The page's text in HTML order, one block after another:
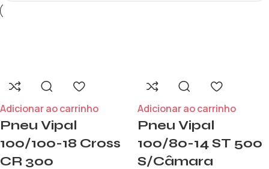
Adicionar ao carrinho
Pneu Vipal
100/100-18 Cross
CR 300
Adicionar ao carrinho
Pneu Vipal
100/80-14 ST 500
S/Câmara